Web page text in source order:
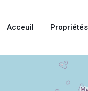
Acceuil Propriétés